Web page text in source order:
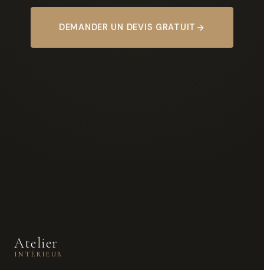
DEMANDER UN DEVIS GRATUIT
Atelier
INTÉRIEUR